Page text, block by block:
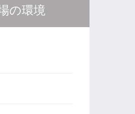
の環境